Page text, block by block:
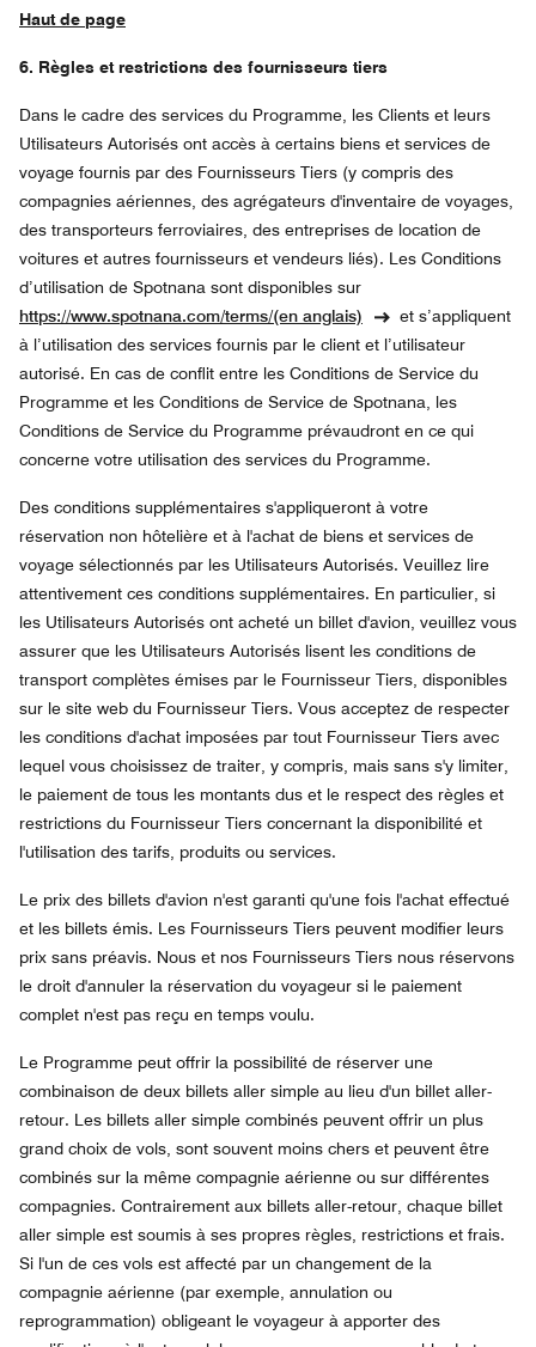
Haut de page
6. Règles et restrictions des fournisseurs tiers
Dans le cadre des services du Programme, les Clients et leurs
Utilisateurs Autorisés ont accès à certains biens et services de
voyage fournis par des Fournisseurs Tiers (y compris des
compagnies aériennes, des agrégateurs d'inventaire de voyages,
des transporteurs ferroviaires, des entreprises de location de
voitures et autres fournisseurs et vendeurs liés). Les Conditions
d’utilisation de Spotnana sont disponibles sur
https://www.spotnana.com/terms/(en anglais)
et s’appliquent
à l’utilisation des services fournis par le client et l’utilisateur
autorisé. En cas de conflit entre les Conditions de Service du
Programme et les Conditions de Service de Spotnana, les
Conditions de Service du Programme prévaudront en ce qui
concerne votre utilisation des services du Programme.
Des conditions supplémentaires s'appliqueront à votre
réservation non hôtelière et à l'achat de biens et services de
voyage sélectionnés par les Utilisateurs Autorisés. Veuillez lire
attentivement ces conditions supplémentaires. En particulier, si
les Utilisateurs Autorisés ont acheté un billet d'avion, veuillez vous
assurer que les Utilisateurs Autorisés lisent les conditions de
transport complètes émises par le Fournisseur Tiers, disponibles
sur le site web du Fournisseur Tiers. Vous acceptez de respecter
les conditions d'achat imposées par tout Fournisseur Tiers avec
lequel vous choisissez de traiter, y compris, mais sans s'y limiter,
le paiement de tous les montants dus et le respect des règles et
restrictions du Fournisseur Tiers concernant la disponibilité et
l'utilisation des tarifs, produits ou services.
Le prix des billets d'avion n'est garanti qu'une fois l'achat effectué
et les billets émis. Les Fournisseurs Tiers peuvent modifier leurs
prix sans préavis. Nous et nos Fournisseurs Tiers nous réservons
le droit d'annuler la réservation du voyageur si le paiement
complet n'est pas reçu en temps voulu.
Le Programme peut offrir la possibilité de réserver une
combinaison de deux billets aller simple au lieu d'un billet aller-
retour. Les billets aller simple combinés peuvent offrir un plus
grand choix de vols, sont souvent moins chers et peuvent être
combinés sur la même compagnie aérienne ou sur différentes
compagnies. Contrairement aux billets aller-retour, chaque billet
aller simple est soumis à ses propres règles, restrictions et frais.
Si l'un de ces vols est affecté par un changement de la
compagnie aérienne (par exemple, annulation ou
reprogrammation) obligeant le voyageur à apporter des